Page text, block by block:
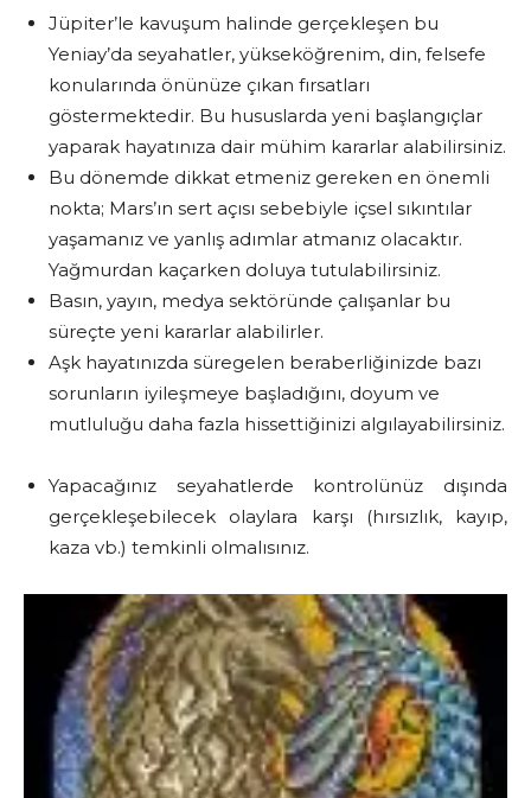
Jüpiter’le kavuşum halinde gerçekleşen bu
Yeniay’da seyahatler, yükseköğrenim, din, felsefe
konularında önünüze çıkan fırsatları
göstermektedir. Bu hususlarda yeni başlangıçlar
yaparak hayatınıza dair mühim kararlar alabilirsiniz.
Bu dönemde dikkat etmeniz gereken en önemli
nokta; Mars’ın sert açısı sebebiyle içsel sıkıntılar
yaşamanız ve yanlış adımlar atmanız olacaktır.
Yağmurdan kaçarken doluya tutulabilirsiniz.
Basın, yayın, medya sektöründe çalışanlar bu
süreçte yeni kararlar alabilirler.
Aşk hayatınızda süregelen beraberliğinizde bazı
sorunların iyileşmeye başladığını, doyum ve
mutluluğu daha fazla hissettiğinizi algılayabilirsiniz.
Yapacağınız seyahatlerde kontrolünüz dışında
gerçekleşebilecek olaylara karşı (hırsızlık, kayıp,
kaza vb.) temkinli olmalısınız.